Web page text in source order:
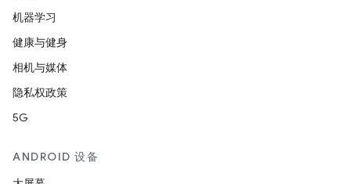
机器学习
健康与健身
相机与媒体
隐私权政策
5G
ANDROID 设备